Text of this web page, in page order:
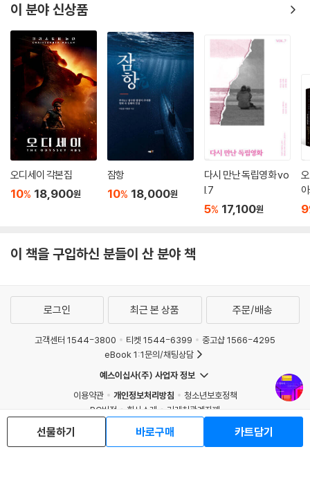
이 분야 신상품
오디세이 각본집
10% 18,900원
잠항
10% 18,000원
다시 만난 독립영화 vo
l.7
5% 17,100원 9
이 책을 구입하신 분들이 산 분야 책
선물하기 바로구매 카트담기
로그인 최근 본 상품 주문/배송
고객센터 1544-3800 티켓 1544-6399
중고샵 1566-4295
eBook 1:1문의/채팅상담
예스이십사(주) 사업자 정보
이용약관
개인정보처리방침
청소년보호정책
PC버전
회사소개
거래처관계자께
도서홍보
광고
Copyright © YES24 Corp. All Rights Reserved.